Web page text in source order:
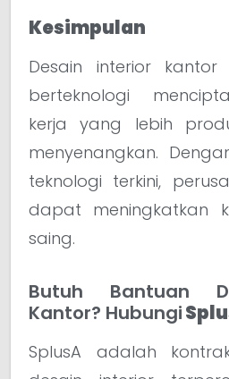
Kesimpulan
Desain interior
berteknologi
kerja yang lebih
menyenangkan.
teknologi terkini,
dapat meningkatkan
saing.
Butuh Bantuan
Kantor? Hubungi
SplusA adalah